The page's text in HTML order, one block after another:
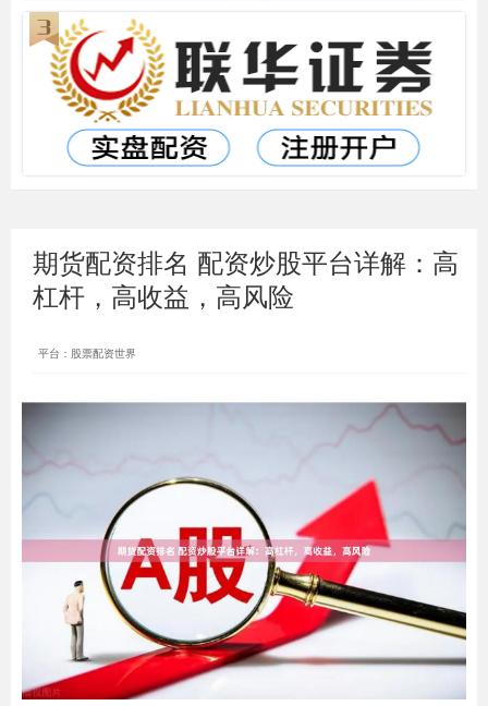
期货配资排名 配资炒股平台详解：高
杠杆，高收益，高风险
平台：股票配资世界